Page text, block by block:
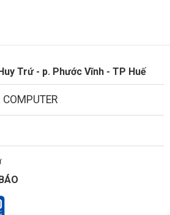
Trứ - p. Phước Vĩnh - TP Huế